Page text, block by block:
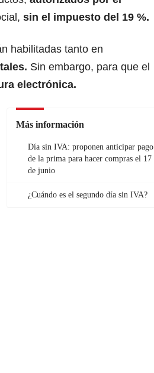
sin el impuesto del 19 %.
habilitadas tanto en
Sin embargo, para que el
electrónica.
Más información
Día sin IVA: proponen anticipar pago
de la prima para hacer compras el 17
de junio
¿Cuándo es el segundo día sin IVA?